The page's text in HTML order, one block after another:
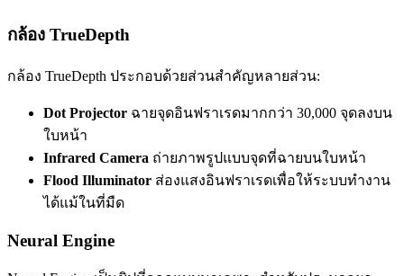
กล้อง TrueDepth
กล้อง TrueDepth ประกอบด้วยส่วนสำคัญหลายส่วน:
Dot Projector ฉายจุดอินฟราเรดมากกว่า 30,000 จุดลงบน
ใบหน้า
Infrared Camera ถ่ายภาพรูปแบบจุดที่ฉายบนใบหน้า
Flood Illuminator ส่องแสงอินฟราเรดเพื่อให้ระบบทำงาน
ได้แม้ในที่มืด
Neural Engine